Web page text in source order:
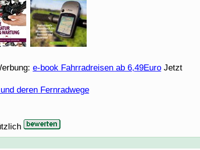
e-book Fahrradreisen ab 6,49EuroJetzt
deren Fernradwege